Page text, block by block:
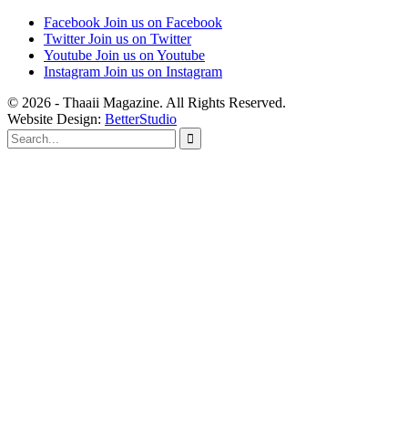
Facebook Join us on Facebook
Twitter Join us on Twitter
Youtube Join us on Youtube
Instagram Join us on Instagram
© 2026 - Thaaii Magazine. All Rights Reserved.
Website Design: BetterStudio